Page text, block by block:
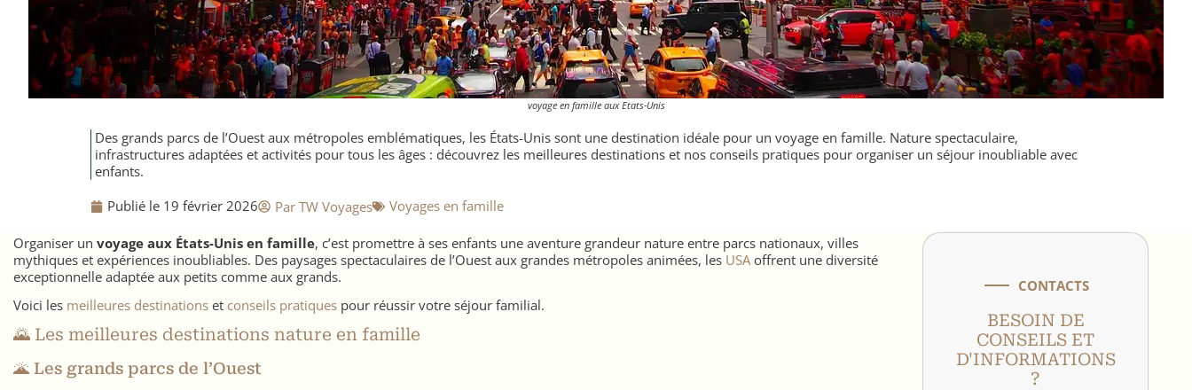
voyage en famille aux Etats-Unis
Des grands parcs de l’Ouest aux métropoles emblématiques, les États-Unis sont une destination idéale pour un voyage en famille. Nature spectaculaire,
infrastructures adaptées et activités pour tous les âges : découvrez les meilleures destinations et nos conseils pratiques pour organiser un séjour inoubliable avec
enfants.
Publié le 19 février 2026 Par TW Voyages ​Voyages en famille
Organiser un voyage aux États-Unis en famille, c’est promettre à ses enfants une aventure grandeur nature entre parcs nationaux, villes
mythiques et expériences inoubliables. Des paysages spectaculaires de l’Ouest aux grandes métropoles animées, les USAoffrent une diversité
exceptionnelle adaptée aux petits comme aux grands.
Voici les meilleures destinations et conseils pratiques pour réussir votre séjour familial.
🌄 Les meilleures destinations nature en famille
🌋 Les grands parcs de l’Ouest
CONTACTS
BESOIN DE
CONSEILS ET
D'INFORMATIONS
?